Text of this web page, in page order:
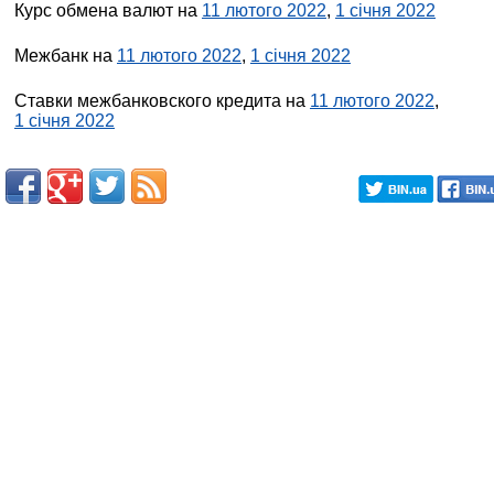
Курс обмена валют на 11 лютого 2022, 1 січня 2022
Межбанк на 11 лютого 2022, 1 січня 2022
Ставки межбанковского кредита на 11 лютого 2022,
1 січня 2022